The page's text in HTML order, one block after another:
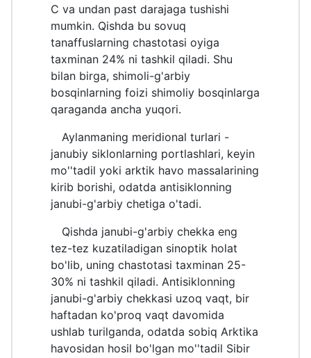
C va undan past darajaga tushishi
mumkin. Qishda bu sovuq
tanaffuslarning chastotasi oyiga
taxminan 24% ni tashkil qiladi. Shu
bilan birga, shimoli-g'arbiy
bosqinlarning foizi shimoliy bosqinlarga
qaraganda ancha yuqori.
Aylanmaning meridional turlari -
janubiy siklonlarning portlashlari, keyin
mo''tadil yoki arktik havo massalarining
kirib borishi, odatda antisiklonning
janubi-g'arbiy chetiga o'tadi.
Qishda janubi-g'arbiy chekka eng
tez-tez kuzatiladigan sinoptik holat
bo'lib, uning chastotasi taxminan 25-
30% ni tashkil qiladi. Antisiklonning
janubi-g'arbiy chekkasi uzoq vaqt, bir
haftadan ko'proq vaqt davomida
ushlab turilganda, odatda sobiq Arktika
havosidan hosil bo'lgan mo''tadil Sibir